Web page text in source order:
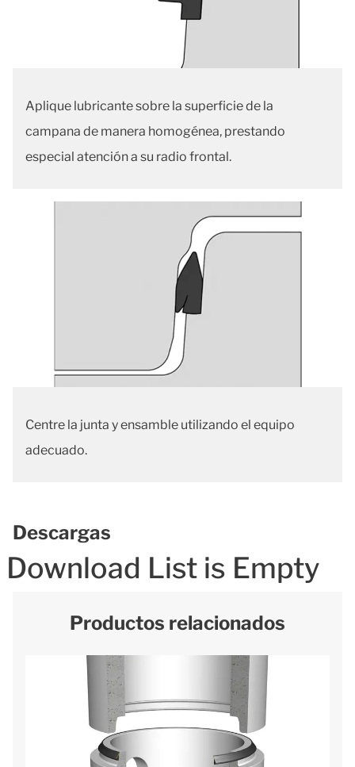
Aplique lubricante sobre la superficie de la
campana de manera homogénea, prestando
especial atención a su radio frontal.
Centre la junta y ensamble utilizando el equipo
adecuado.
Descargas
Download List is Empty
Productos relacionados